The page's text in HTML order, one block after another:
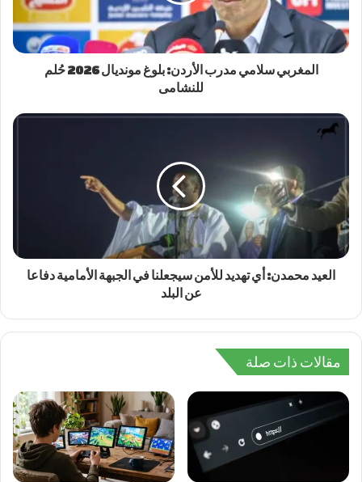
المغربي سلامي مدرب الأردن: بلوغ مونديال 2026 حُلم
للنشامى
العيد محمدن: أي تهديد للأمن سيجعلنا في الجبهة الأمامية دفاعا
عن البلد
مقالات ذات صلة